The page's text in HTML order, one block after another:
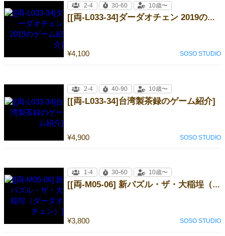
[[両-L033-34]ダーダオチェン 2019のゲーム紹介]
¥4,100
2-4 30-60 10歳〜
SOSO STUDIO
[[両-L033-34]台湾製茶録のゲーム紹介]
¥4,900
2-4 40-90 10歳〜
SOSO STUDIO
[[両-M05-06] 新パズル・ザ・大稲埕（ダーダオチェン）]
¥3,800
1-4 30-60 10歳〜
SOSO STUDIO